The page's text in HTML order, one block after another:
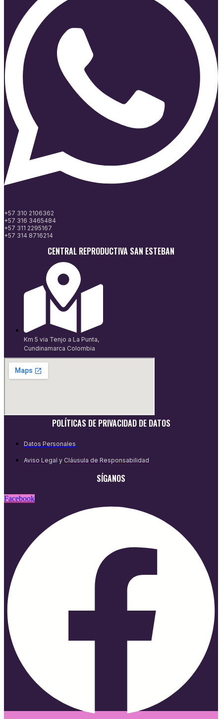
+57 310 2106362
+57 316 3465484
+57 311 2295167
+57 314 8716214
CENTRAL REPRODUCTIVA SAN ESTEBAN
Km 5 via Tenjo a La Punta,
Cundinamarca Colombia
POLÍTICAS DE PRIVACIDAD DE DATOS
Datos Personales
Aviso Legal y Cláusula de Responsabilidad
SÍGANOS
Facebook